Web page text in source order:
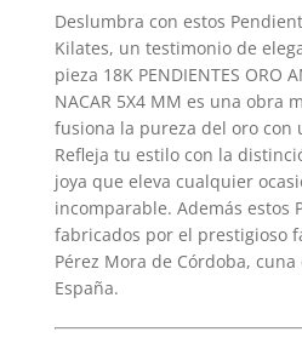
MARIPOSA
NACAR
5X4
MM
cantidad
Deslumbra con estos
Kilates, un testimonio de
pieza 18K PENDIENTES ORO
NACAR 5X4 MM es una obra
fusiona la pureza del oro con
Refleja tu estilo con la
joya que eleva cualquier
incomparable. Además estos
fabricados por el prestigioso
Pérez Mora de Córdoba,
España.